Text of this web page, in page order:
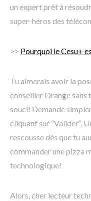
un expert prêt à
super-héros des
>> Pourquoi le Cesu+
Tu aimerais avoir la
conseiller Orange sans
souci! Demande
cliquant sur “Valider”.
rescousse dès que tu
commander une pizza
technologique!
Alors, cher lecteur